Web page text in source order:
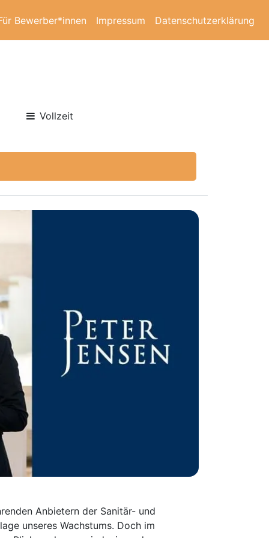
Bewerber*innen Impressum Datenschutzerklärung
Vollzeit
Anbietern der Sanitär- und
unseres Wachstums. Doch im